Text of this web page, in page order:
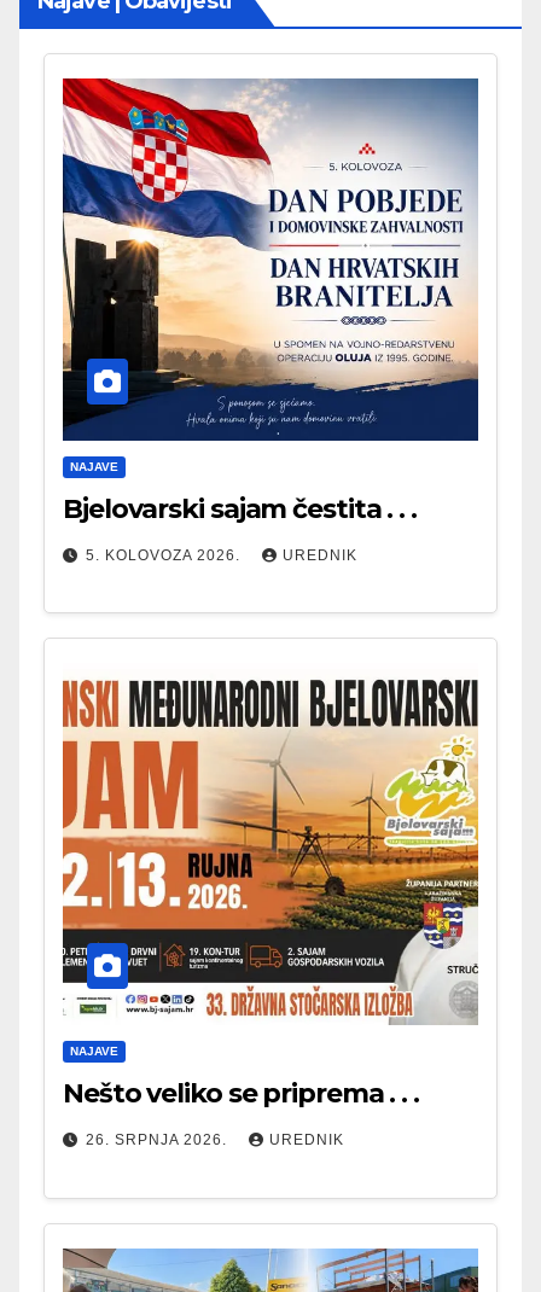
NAJAVE
Bjelovarski sajam čestita . . .
5. KOLOVOZA 2026. UREDNIK
NAJAVE
Nešto veliko se priprema . . .
26. SRPNJA 2026. UREDNIK